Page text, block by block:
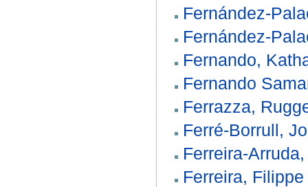
Fernández-
Fernando,
Fernando
Ferrazza,
Ferré-Borrull,
Ferreira, Filippe